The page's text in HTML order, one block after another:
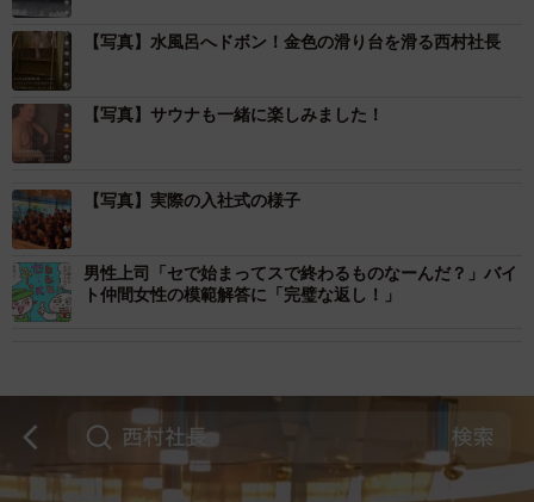
【写真】水風呂へドボン！金色の滑り台を滑る西村社長
【写真】サウナも一緒に楽しみました！
【写真】実際の入社式の様子
男性上司「セで始まってスで終わるものなーんだ？」バイ
ト仲間女性の模範解答に「完璧な返し！」